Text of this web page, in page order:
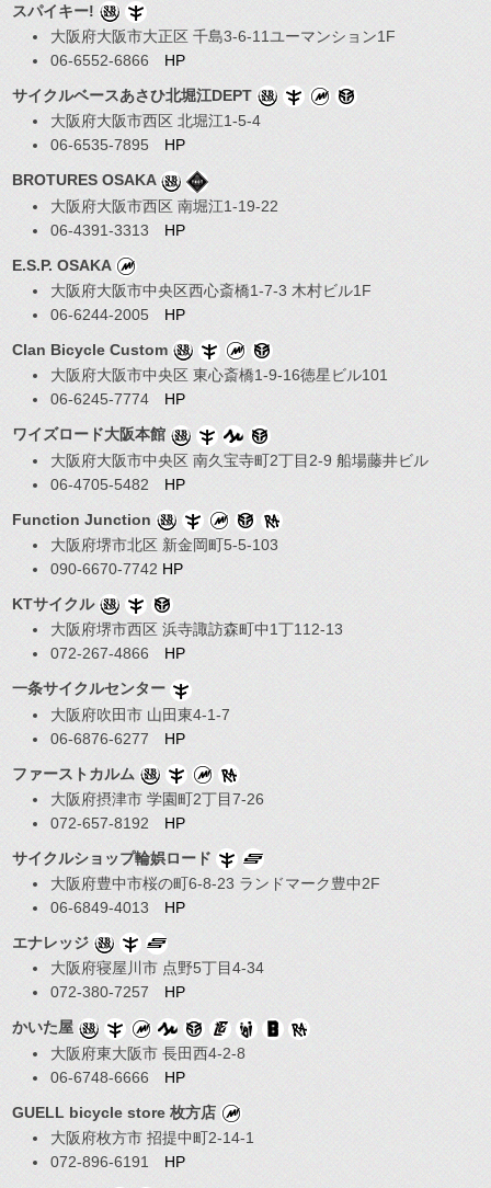
スパイキー!
大阪府大阪市大正区 千島3-6-11ユーマンション1F
06-6552-6866 HP
サイクルベースあさひ北堀江DEPT
大阪府大阪市西区 北堀江1-5-4
06-6535-7895 HP
BROTURES OSAKA
大阪府大阪市西区 南堀江1-19-22
06-4391-3313 HP
E.S.P. OSAKA
大阪府大阪市中央区西心斎橋1-7-3 木村ビル1F
06-6244-2005 HP
Clan Bicycle Custom
大阪府大阪市中央区 東心斎橋1-9-16徳星ビル101
06-6245-7774 HP
ワイズロード大阪本館
大阪府大阪市中央区 南久宝寺町2丁目2-9 船場藤井ビル
06-4705-5482 HP
Function Junction
大阪府堺市北区 新金岡町5-5-103
090-6670-7742 HP
KTサイクル
大阪府堺市西区 浜寺諏訪森町中1丁112-13
072-267-4866 HP
一条サイクルセンター
大阪府吹田市 山田東4-1-7
06-6876-6277 HP
ファーストカルム
大阪府摂津市 学園町2丁目7-26
072-657-8192 HP
サイクルショップ輪娯ロード
大阪府豊中市桜の町6-8-23 ランドマーク豊中2F
06-6849-4013 HP
エナレッジ
大阪府寝屋川市 点野5丁目4-34
072-380-7257 HP
かいた屋
大阪府東大阪市 長田西4-2-8
06-6748-6666 HP
GUELL bicycle store 枚方店
大阪府枚方市 招提中町2-14-1
072-896-6191 HP